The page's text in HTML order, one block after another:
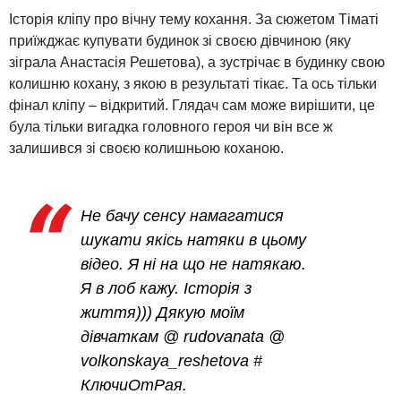
Історія кліпу про вічну тему кохання. За сюжетом Тіматі
приїжджає купувати будинок зі своєю дівчиною (яку
зіграла Анастасія Решетова), а зустрічає в будинку свою
колишню кохану, з якою в результаті тікає. Та ось тільки
фінал кліпу – відкритий. Глядач сам може вирішити, це
була тільки вигадка головного героя чи він все ж
залишився зі своєю колишньою коханою.
Не бачу сенсу намагатися
шукати якісь натяки в цьому
відео. Я ні на що не натякаю.
Я в лоб кажу. Історія з
життя))) Дякую моїм
дівчаткам @ rudovanata @
volkonskaya_reshetova #
КлючиОтРая.